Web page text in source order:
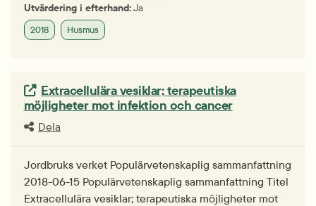
Utvärdering i efterhand:Ja
2018 Husmus
Extern länk.
Extracellulära vesiklar; terapeutiska
möjligheter mot infektion och cancer
Dela
Jordbruks verket Populärvetenskaplig sammanfattning
2018-06-15 Populärvetenskaplig sammanfattning Titel
Extracellulära vesiklar; terapeutiska möjligheter mot